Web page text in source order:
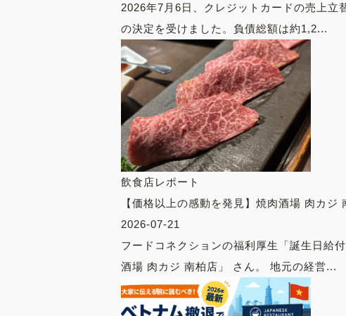
2026年7月6日、クレジットカードの売上
の決定を受けました。負債総額は約1,2...
飲食店レポート
【価格以上の感動を発見】焼肉酒場 肉カジ
2026-07-21
フードコネクションの福利厚生「誕生日給
酒場 肉カジ 南柏店」 さん。 地元の経営...